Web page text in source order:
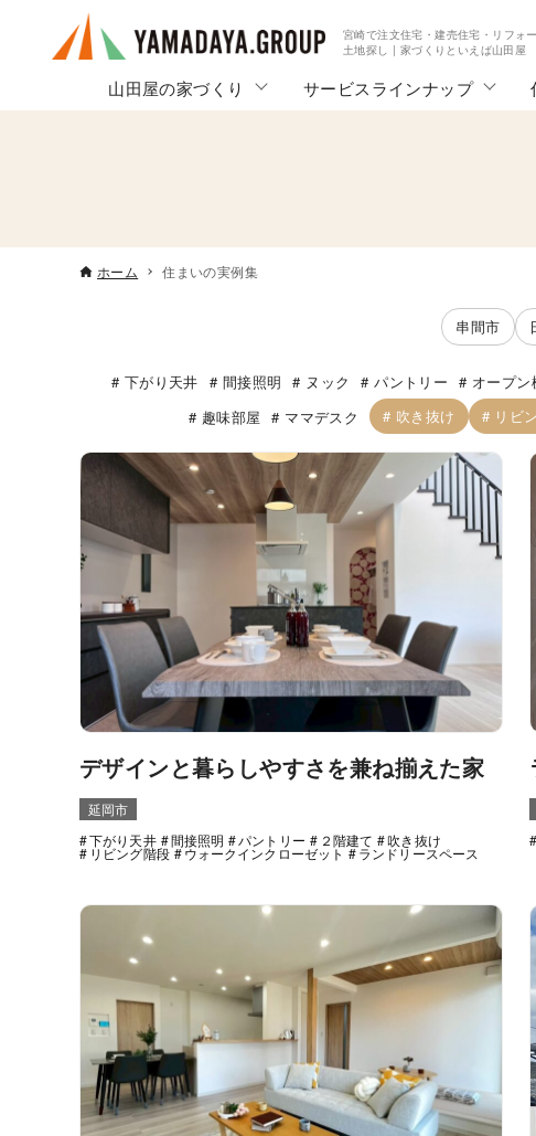
宮崎で注文住宅・建売住宅・リフォー
土地探し | 家づくりといえば山田屋
山田屋の家づくり サービスラインナップ
ホーム 住まいの実例集
串間市
下がり天井 間接照明 ヌック パントリー オープン
趣味部屋
ママデスク 吹き抜け リビ
デザインと暮らしやすさを兼ね揃えた家
延岡市
下がり天井
間接照明 パントリー ２階建て 吹き抜け
リビング階段 ウォークインクローゼット ランドリースペース